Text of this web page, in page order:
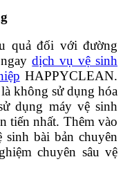
quả đối với đường
ngaydịch vụ vệ sinh
HAPPYCLEAN.
không sử dụng hóa
dụng máy vệ sinh
tiến nhất. Thêm vào
bài bản chuyên
chuyên sâu vệ